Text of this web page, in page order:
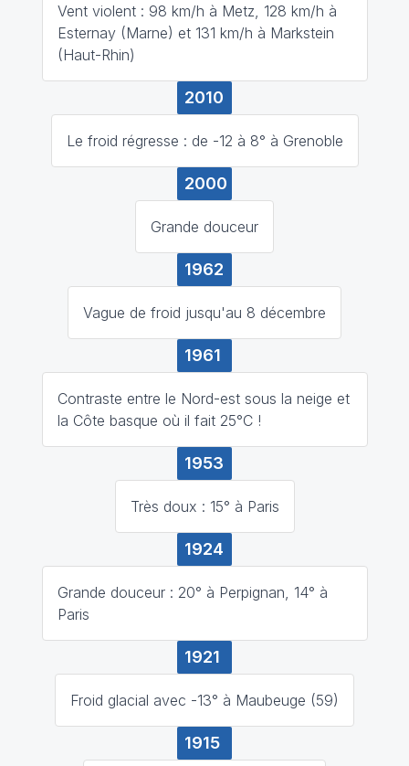
Vent violent : 98 km/h à Metz, 128 km/h à
Esternay (Marne) et 131 km/h à Markstein
(Haut-Rhin)
2010
Le froid régresse : de -12 à 8° à Grenoble
2000
Grande douceur
1962
Vague de froid jusqu'au 8 décembre
1961
Contraste entre le Nord-est sous la neige et
la Côte basque où il fait 25°C !
1953
Très doux : 15° à Paris
1924
Grande douceur : 20° à Perpignan, 14° à
Paris
1921
Froid glacial avec -13° à Maubeuge (59)
1915